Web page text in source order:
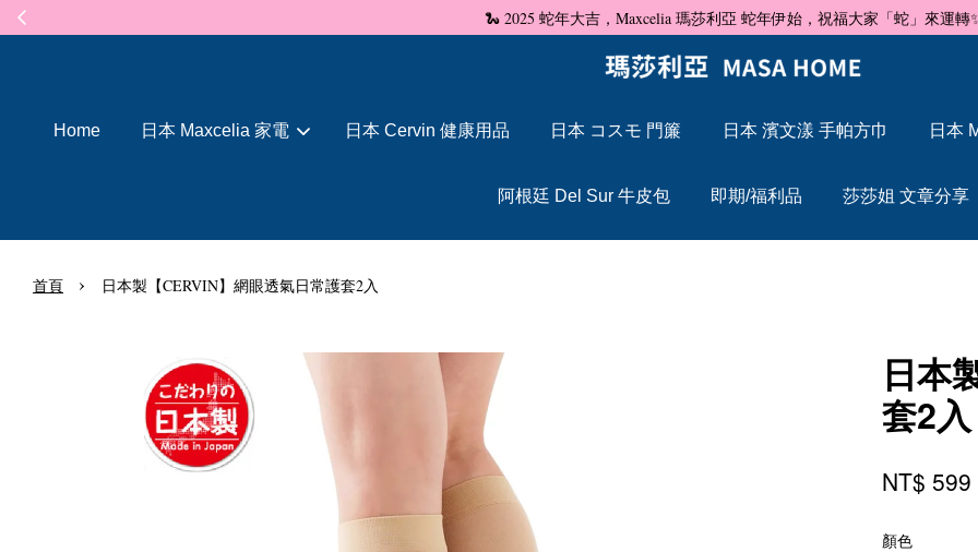
🐍 2025 蛇年大吉，Maxcelia 瑪莎利亞 蛇年伊始，祝福大家「蛇」來運轉
Home 日本 Maxcelia 家電 日本 Cervin 健康用品 日本 コスモ 門簾 日本 濱文漾 手帕方巾 日本
阿根廷 Del Sur 牛皮包 即期/福利品 莎莎姐 文章分享
首頁 › 日本製【CERVIN】網眼透氣日常護套2入
日本
套2入
NT$ 599
顏色
您的購物車目前還是空的。